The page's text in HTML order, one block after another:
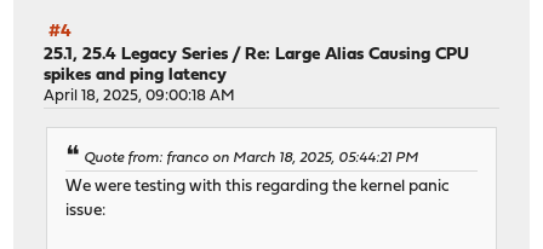
#4
25.1, 25.4 Legacy Series /Re: Large Alias Causing CPU
spikes and ping latency
April 18, 2025, 09:00:18 AM
Quote from: franco on March 18, 2025, 05:44:21 PM
We were testing with this regarding the kernel panic
issue: